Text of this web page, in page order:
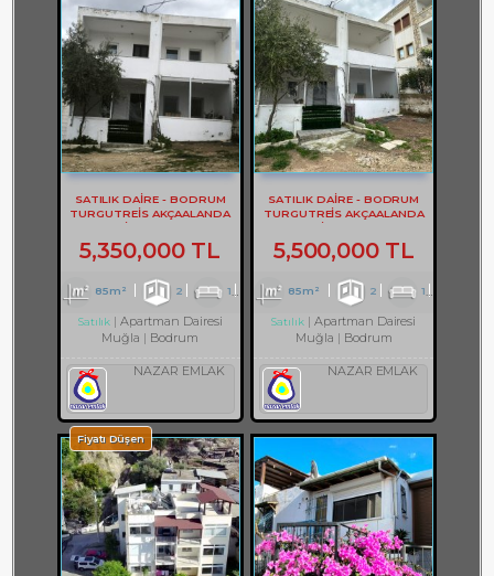
SATILIK DAİRE - BODRUM
TURGUTREİS AKÇAALANDA
2+1 DAİRE - REF- 3262
5,350,000 TL
85m² 2 1 1
Satılık
Apartman Dairesi
Muğla
Bodrum
NAZAR EMLAK
SATILIK DAİRE - BODRUM
TURGUTREİS AKÇAALANDA
2+1 DAİRE - REF- 3261
5,500,000 TL
85m² 2 1
Satılık
Apartman Dairesi
Muğla
Bodrum
NAZAR EMLAK
Fiyatı Düşen